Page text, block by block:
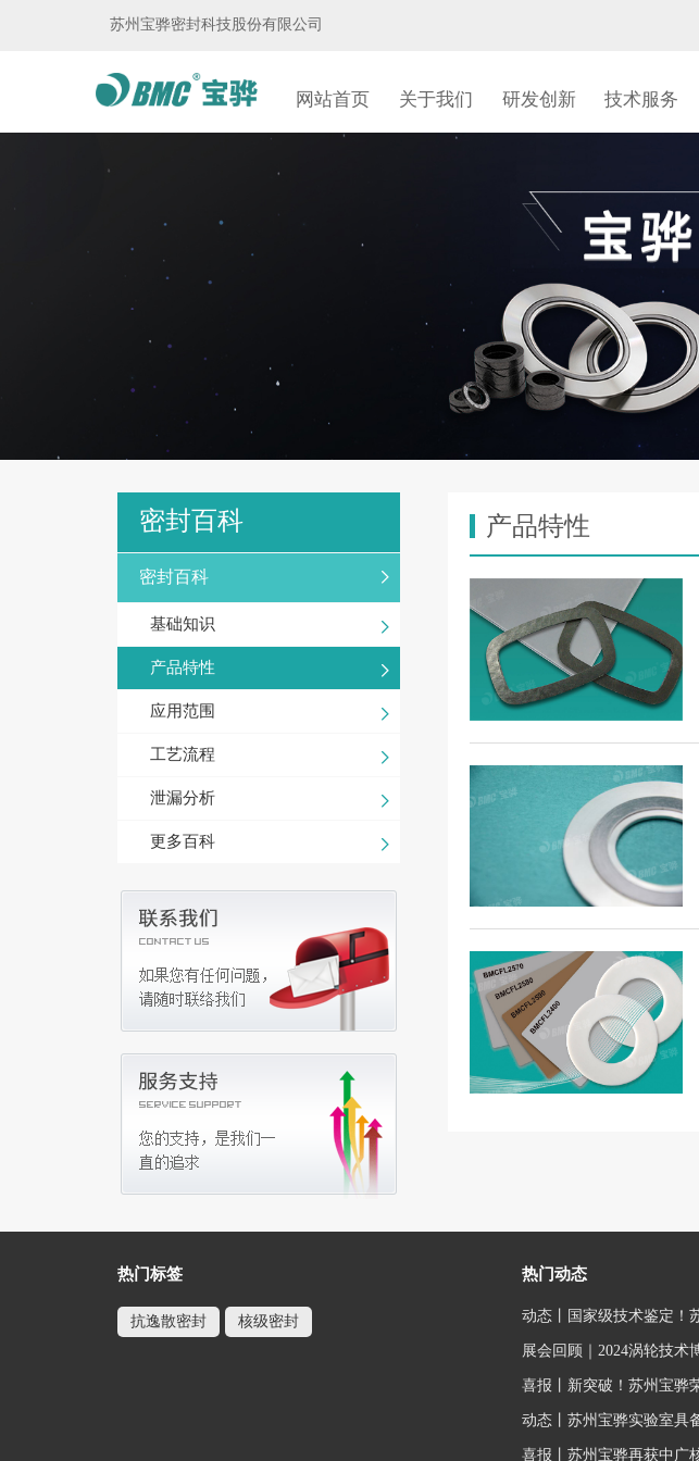
苏州宝骅密封科技股份有限公司
网站首页 关于我们 研发创新 技术服务
密封百科
密封百科
基础知识
产品特性
应用范围
工艺流程
泄漏分析
更多百科
产品特性
热门标签
抗逸散密封 核级密封
热门动态